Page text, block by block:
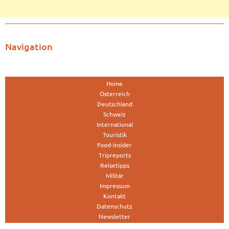
Navigation
Home
Österreich
Deutschland
Schweiz
International
Touristik
Food-Insider
Tripreports
Reisetipps
Militär
Impressum
Kontakt
Datenschutz
Newsletter